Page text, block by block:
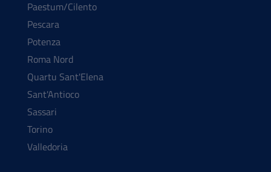
Paestum/Cilento
Pescara
Potenza
Roma Nord
Quartu Sant'Elena
Sant'Antioco
Sassari
Torino
Valledoria